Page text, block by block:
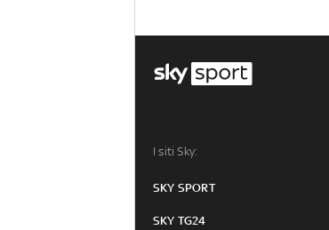
I siti Sky:
SKY SPORT
SKY TG24